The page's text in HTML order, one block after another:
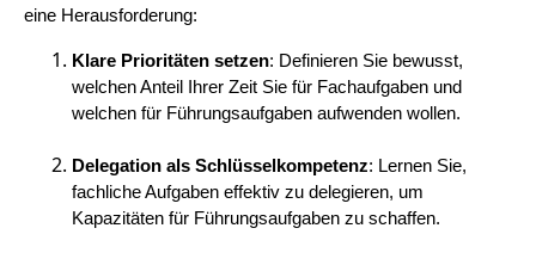
eine Herausforderung:
Klare Prioritäten setzen: Definieren Sie bewusst,
welchen Anteil Ihrer Zeit Sie für Fachaufgaben und
welchen für Führungsaufgaben aufwenden wollen.
Delegation als Schlüsselkompetenz: Lernen Sie,
fachliche Aufgaben effektiv zu delegieren, um
Kapazitäten für Führungsaufgaben zu schaffen.